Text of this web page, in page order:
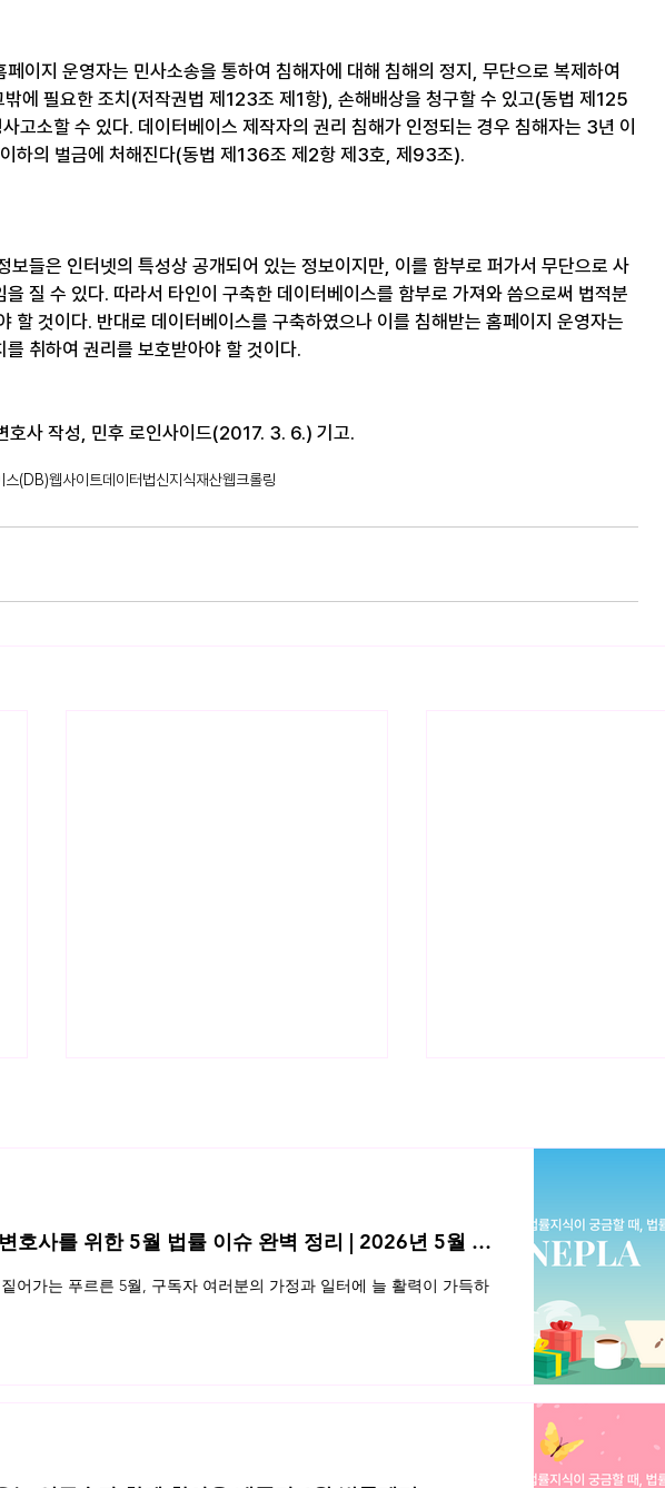
이지 운영자는 민사소송을 통하여 침해자에 대해 침해의 정지, 무단으로 복제하여
에 필요한 조치(저작권법 제123조 제1항), 손해배상을 청구할 수 있고(동법 제125
고소할 수 있다. 데이터베이스 제작자의 권리 침해가 인정되는 경우 침해자는 3년 이
하의 벌금에 처해진다(동법 제136조 제2항 제3호, 제93조).
보들은 인터넷의 특성상 공개되어 있는 정보이지만, 이를 함부로 퍼가서 무단으로 사
질 수 있다. 따라서 타인이 구축한 데이터베이스를 함부로 가져와 씀으로써 법적분
할 것이다. 반대로 데이터베이스를 구축하였으나 이를 침해받는 홈페이지 운영자는
취하여 권리를 보호받아야 할 것이다.
호사 작성, 민후 로인사이드(2017. 3. 6.) 기고.
스(DB)웹사이트데이터법신지식재산웹크롤링
트레이드 드레스(trade-dress)
바로 알기
데이터베이스와 저작권 (上)
호사를 위한 5월 법률 이슈 완벽 정리 | 2026년 5월 네
어가는 푸르른 5월, 구독자 여러분의 가정과 일터에 늘 활력이 가득하